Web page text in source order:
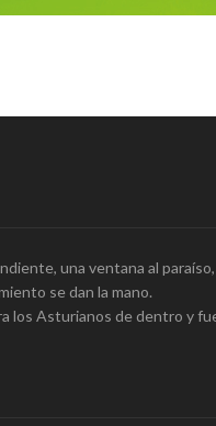
una ventana al
se dan la mano.
los Asturianos de dentro y